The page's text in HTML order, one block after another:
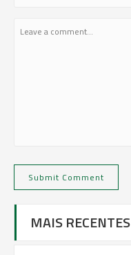
MAIS RECENTES